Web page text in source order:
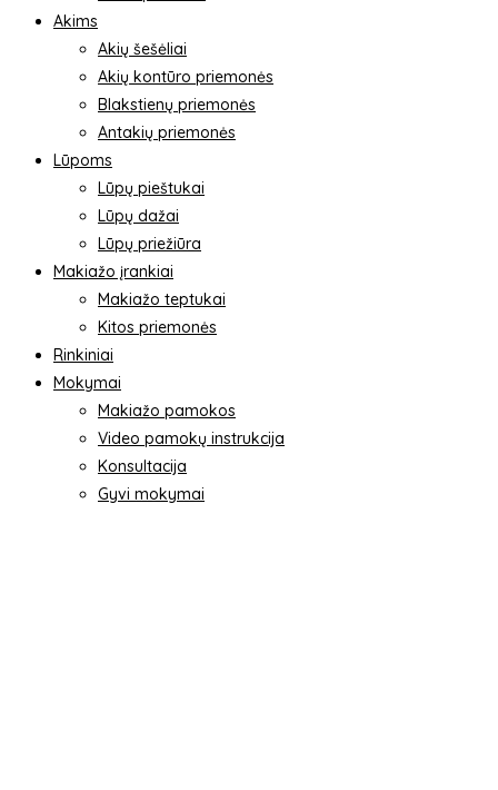
Akims
Akių šešėliai
Akių kontūro priemonės
Blakstienų priemonės
Antakių priemonės
Lūpoms
Lūpų pieštukai
Lūpų dažai
Lūpų priežiūra
Makiažo įrankiai
Makiažo teptukai
Kitos priemonės
Rinkiniai
Mokymai
Makiažo pamokos
Video pamokų instrukcija
Konsultacija
Gyvi mokymai